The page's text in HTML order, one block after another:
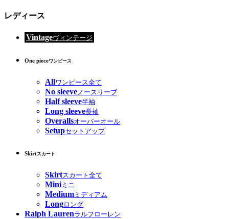
レディース
Vintageヴィンテージ
One pieceワンピース
Allワンピース全て
No sleeve ノースリーブ
Half sleeve半袖
Long sleeve長袖
Overallsオーバーオール
Setupセットアップ
Skirtスカート
Skirtスカート全て
Miniミニ
Medium ミディアム
Longロング
Ralph Laurenラルフローレン